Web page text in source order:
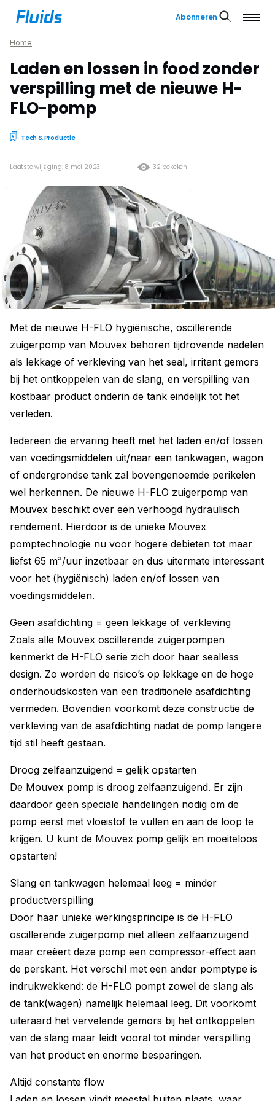
Abonneren
Home
Laden en lossen in food zonder
verspilling met de nieuwe H-
FLO-pomp
Tech & Productie
32 bekeken
Laatste wijziging: 8 mei 2023
Met de nieuwe H-FLO hygiënische, oscillerende
zuigerpomp van Mouvex behoren tijdrovende nadelen
als lekkage of verkleving van het seal, irritant gemors
bij het ontkoppelen van de slang, en verspilling van
kostbaar product onderin de tank eindelijk tot het
verleden.
Iedereen die ervaring heeft met het laden en/of lossen
van voedingsmiddelen uit/naar een tankwagen, wagon
of ondergrondse tank zal bovengenoemde perikelen
wel herkennen. De nieuwe H-FLO zuigerpomp van
Mouvex beschikt over een verhoogd hydraulisch
rendement. Hierdoor is de unieke Mouvex
pomptechnologie nu voor hogere debieten tot maar
liefst 65 m³/uur inzetbaar en dus uitermate interessant
voor het (hygiënisch) laden en/of lossen van
voedingsmiddelen.
Geen asafdichting = geen lekkage of verkleving
Zoals alle Mouvex oscillerende zuigerpompen
kenmerkt de H-FLO serie zich door haar sealless
design. Zo worden de risico’s op lekkage en de hoge
onderhoudskosten van een traditionele asafdichting
vermeden. Bovendien voorkomt deze constructie de
verkleving van de asafdichting nadat de pomp langere
tijd stil heeft gestaan.
Droog zelfaanzuigend = gelijk opstarten
De Mouvex pomp is droog zelfaanzuigend. Er zijn
daardoor geen speciale handelingen nodig om de
pomp eerst met vloeistof te vullen en aan de loop te
krijgen. U kunt de Mouvex pomp gelijk en moeiteloos
opstarten!
Slang en tankwagen helemaal leeg = minder
productverspilling
Door haar unieke werkingsprincipe is de H-FLO
oscillerende zuigerpomp niet alleen zelfaanzuigend
maar creëert deze pomp een compressor-effect aan
de perskant. Het verschil met een ander pomptype is
indrukwekkend: de H-FLO pompt zowel de slang als
de tank(wagen) namelijk helemaal leeg. Dit voorkomt
uiteraard het vervelende gemors bij het ontkoppelen
van de slang maar leidt vooral tot minder verspilling
van het product en enorme besparingen.
Altijd constante flow